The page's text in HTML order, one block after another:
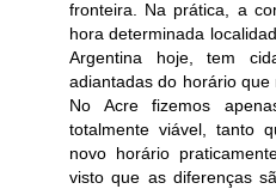
fronteira. Na prática, a
hora determinada
Argentina hoje, tem
adiantadas do horário que
No Acre fizemos
totalmente viável, tanto
novo horário
visto que as diferenças